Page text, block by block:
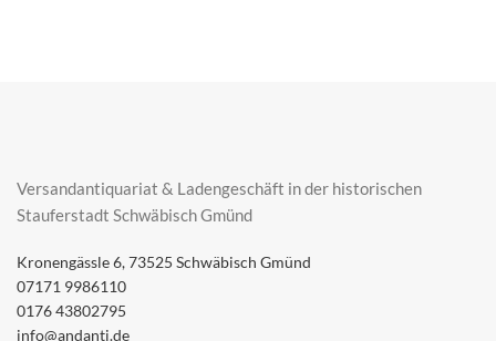
Versandantiquariat & Ladengeschäft in der historischen
Stauferstadt Schwäbisch Gmünd
Kronengässle 6, 73525 Schwäbisch Gmünd
07171 9986110
0176 43802795
info@andanti.de